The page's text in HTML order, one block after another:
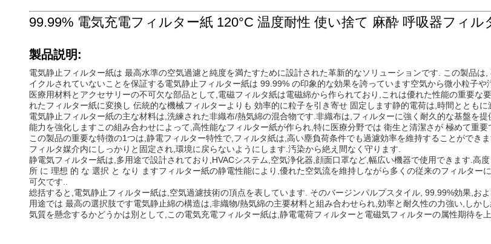
99.99% 電気充電フィルター紙 120°C 温度耐性 使い捨て 麻酔 呼吸器フィル
製品説明:
電気静止フィルター紙は 最高水準の空気過濾と純度を満たすために設計された革新的なソリューションです. この製品
イクルされていないことを保証する電気静止フィルター紙は 99.99% の印象的な効果を誇っています空気から微小粒子
医療用材料とアクセサリーの不可欠な部品として,電磁フィルタ紙は電磁綿から作られており,これは優れた性能の重要
れたフィルター紙に変換し 伝統的な機械フィルターよりも 効率的に粒子を引き寄せ 固定します静的電荷は,時間ととも
電気静止フィルター紙の主な材料は,洗練された非織布/熱気綿の混合物です.非織布は,フィルターに強く耐久的な基盤を
能力を強化しますこの組み合わせによって,高性能なフィルター紙が作られ,特に医療分野では 衛生と清潔さが 極めて重要
この製品の重要な特徴の1つは,静電フィルター特性で,フィルタ紙は,高い塵負荷条件でも過濾効率を維持することがで
フィルタ媒介内にしっかりと固定され,環境に戻らないようにします.汚染から絶え間なく守ります.
静電気フィルター紙は,多用途で設計されており,HVACシステム,空気浄化器,顔面口罩など,幅広い機器で使用できます.
所 に 理想 的 な 選択 と なり ますフィルター紙の静電性能により,優れた空気流を維持しながら多くの従来のフィルタ
可欠です..
総括すると,電気静止フィルター紙は,空気過濾技術の頂点を表しています. そのバージンパルプスタイル, 99.99%効果,お
用途では 最高の選択肢です電気静止綿の構造は,非織物/熱気綿の主要材料と組み合わせられ,効率と耐久性の力強い,し
気質を懸念するかどうかは別として,この電気充電フィルター紙は,静電電荷フィルターと電磁気フィルターの属性期待を